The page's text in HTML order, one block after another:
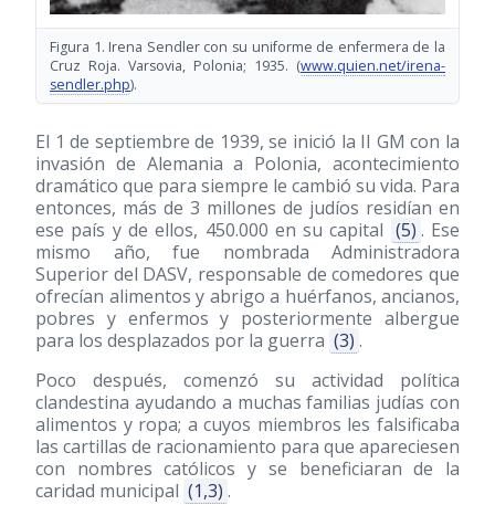
Figura 1. Irena Sendler con su uniforme de enfermera de la
Cruz Roja. Varsovia, Polonia; 1935. (www.quien.net/irena-
sendler.php).
El 1 de septiembre de 1939, se inició la II GM con la
invasión de Alemania a Polonia, acontecimiento
dramático que para siempre le cambió su vida. Para
entonces, más de 3 millones de judíos residían en
ese país y de ellos, 450.000 en su capital (5) . Ese
mismo año, fue nombrada Administradora
Superior del DASV, responsable de comedores que
ofrecían alimentos y abrigo a huérfanos, ancianos,
pobres y enfermos y posteriormente albergue
para los desplazados por la guerra (3) .
Poco después, comenzó su actividad política
clandestina ayudando a muchas familias judías con
alimentos y ropa; a cuyos miembros les falsificaba
las cartillas de racionamiento para que apareciesen
con nombres católicos y se beneficiaran de la
caridad municipal (1,3) .